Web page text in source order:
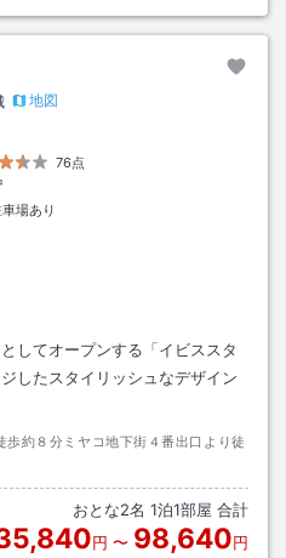
地図
76点
場あり
してオープンする「イビススタ
したスタイリッシュなデザイン
歩約８分ミヤコ地下街４番出口より徒
おとな2名 1泊1部屋 合計
円 〜 98,640円